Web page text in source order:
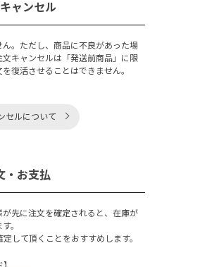
ャンセル
。ただし、商品に不良があった場
キャンセルは「発送前商品」に限
復活させることはできません。
セルについて
・お支払
先に注文を確定されると、在庫が
。
して頂くことをおすすめします。